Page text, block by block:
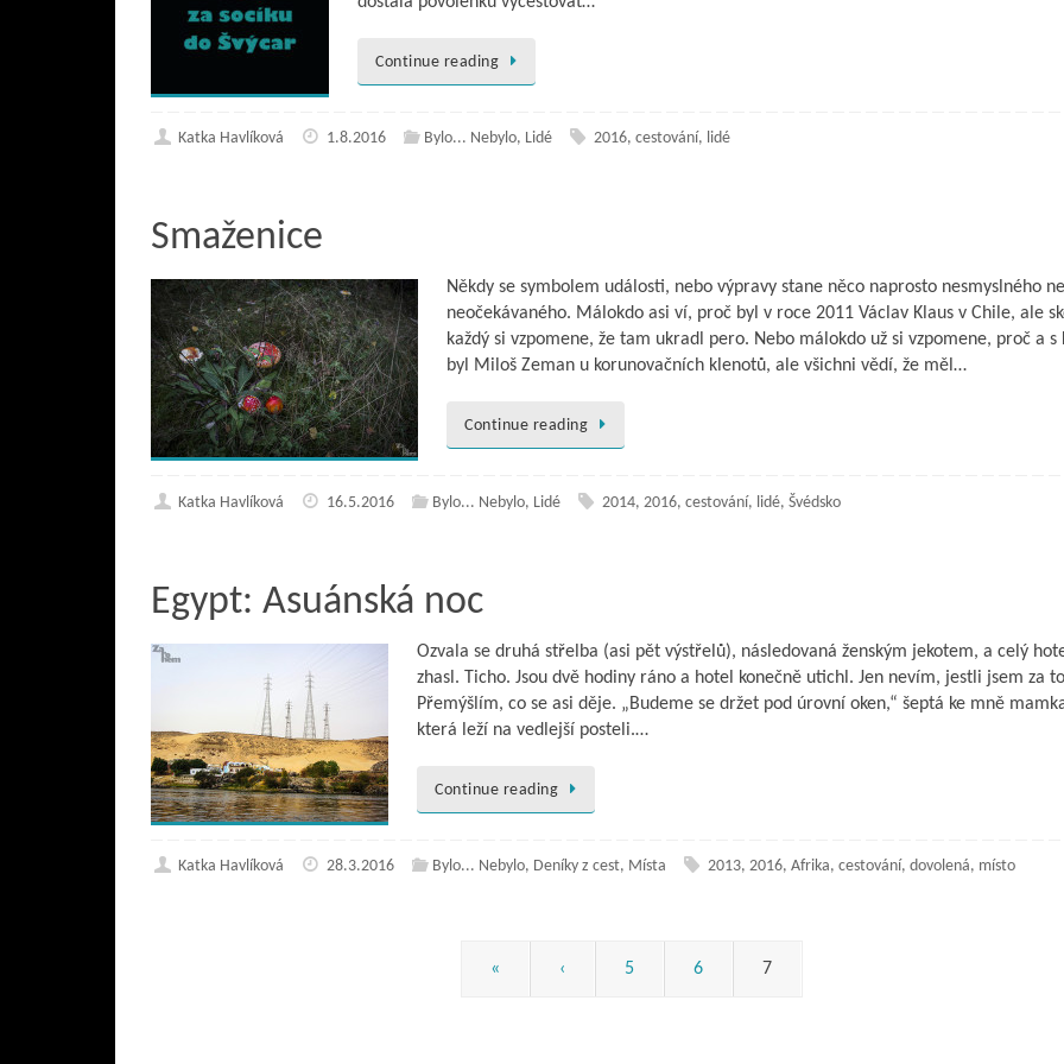
Continue reading
Katka Havlíková 1.8.2016 Bylo... Nebylo, Lidé 2016,cestování, lidé
Smaženice
Někdy se symbolem události, nebo výpravy stane něco naprosto nesmyslného
neočekávaného. Málokdo asi ví, proč byl v roce 2011 Václav Klaus v Chile, ale
každý si vzpomene, že tam ukradl pero. Nebo málokdo už si vzpomene, proč a s
byl Miloš Zeman u korunovačních klenotů, ale všichni vědí, že měl…
Continue reading
Katka Havlíková 16.5.2016 Bylo... Nebylo, Lidé 2014,2016,cestování, lidé,Švédsko
Egypt: Asuánská noc
Ozvala se druhá střelba (asi pět výstřelů), následovaná ženským jekotem, a celý
zhasl. Ticho. Jsou dvě hodiny ráno a hotel konečně utichl. Jen nevím, jestli jsem za
Přemýšlím, co se asi děje. „Budeme se držet pod úrovní oken,“ šeptá ke mně
která leží na vedlejší posteli.…
Continue reading
Katka Havlíková 28.3.2016 Bylo... Nebylo, Deníky z cest, Místa 2013,2016,Afrika,cestování,dovolená, místo
« ‹ 5 6 7